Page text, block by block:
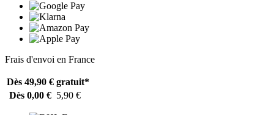
Frais d'envoi en France
Dès 49,90 € gratuit*
Dès 0,00 € 5,90 €